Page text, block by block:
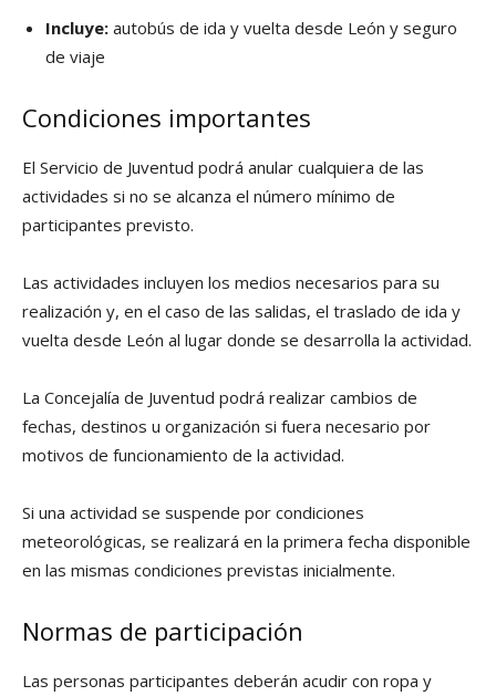
Incluye: autobús de ida y vuelta desde León y seguro
de viaje
Condiciones importantes
El Servicio de Juventud podrá anular cualquiera de las
actividades si no se alcanza el número mínimo de
participantes previsto.
Las actividades incluyen los medios necesarios para su
realización y, en el caso de las salidas, el traslado de ida y
vuelta desde León al lugar donde se desarrolla la actividad.
La Concejalía de Juventud podrá realizar cambios de
fechas, destinos u organización si fuera necesario por
motivos de funcionamiento de la actividad.
Si una actividad se suspende por condiciones
meteorológicas, se realizará en la primera fecha disponible
en las mismas condiciones previstas inicialmente.
Normas de participación
Las personas participantes deberán acudir con ropa y